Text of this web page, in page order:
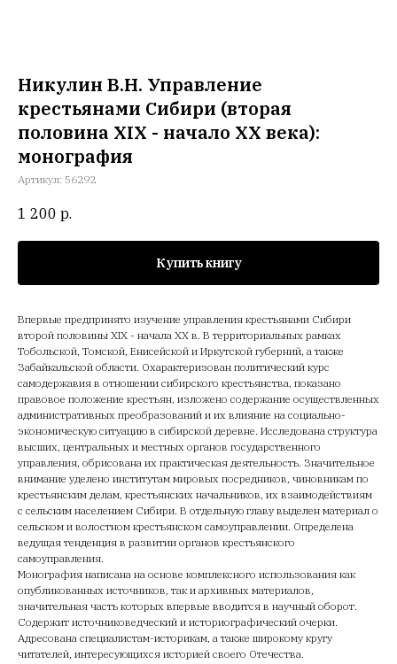
Никулин В.Н. Управление
крестьянами Сибири (вторая
половина XIX - начало XX века):
монография
Артикул: 56292
1 200 р.
Купить книгу
Впервые предпринято изучение управления крестьянами Сибири
второй половины XIX - начала XX в. В территориальных рамках
Тобольской, Томской, Енисейской и Иркутской губерний, а также
Забайкальской области. Охарактеризован политический курс
самодержавия в отношении сибирского крестьянства, показано
правовое положение крестьян, изложено содержание осуществленных
административных преобразований и их влияние на социально-
экономическую ситуацию в сибирской деревне. Исследована структура
высших, центральных и местных органов государственного
управления, обрисована их практическая деятельность. Значительное
внимание уделено институтам мировых посредников, чиновникам по
крестьянским делам, крестьянских начальников, их взаимодействиям
с сельским населением Сибири. В отдельную главу выделен материал о
сельском и волостном крестьянском самоуправлении. Определена
ведущая тенденция в развитии органов крестьянского
самоуправления.
Монография написана на основе комплексного использования как
опубликованных источников, так и архивных материалов,
значительная часть которых впервые вводится в научный оборот.
Содержит источниковедческий и историографический очерки.
Адресована специалистам-историкам, а также широкому кругу
читателей, интересующихся историей своего Отечества.